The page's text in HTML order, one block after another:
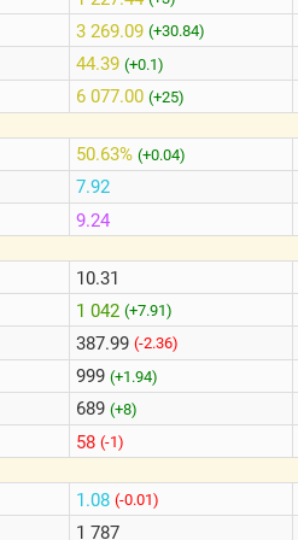
3 269.09 (+30.84)
44.39 (+0.1)
6 077.00 (+25)
50.63% (+0.04)
7.92
9.24
10.31
1 042 (+7.91)
387.99 (-2.36)
999 (+1.94)
689 (+8)
58 (-1)
1.08 (-0.01)
1 787